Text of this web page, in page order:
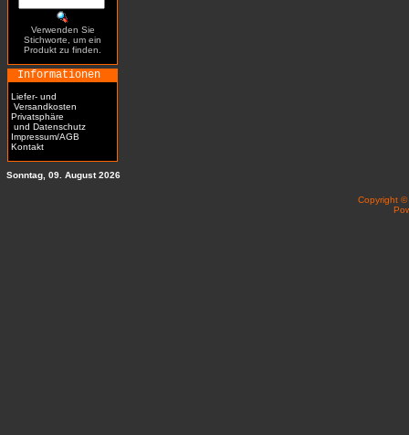
Verwenden Sie
Stichworte, um ein
Produkt zu finden.
Informationen
Liefer- und
Versandkosten
Privatsphäre
und Datenschutz
Impressum/AGB
Kontakt
Sonntag, 09. August 2026
Copyright